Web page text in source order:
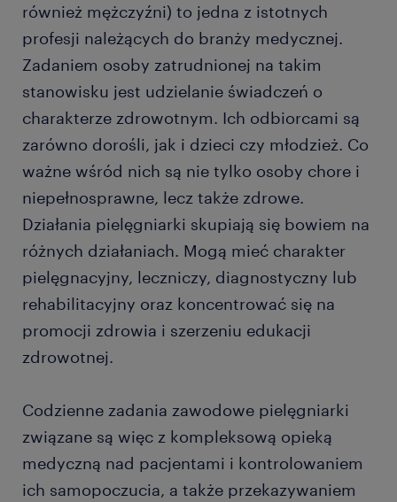
również mężczyźni) to jedna z istotnych
profesji należących do branży medycznej.
Zadaniem osoby zatrudnionej na takim
stanowisku jest udzielanie świadczeń o
charakterze zdrowotnym. Ich odbiorcami są
zarówno dorośli, jak i dzieci czy młodzież. Co
ważne wśród nich są nie tylko osoby chore i
niepełnosprawne, lecz także zdrowe.
Działania pielęgniarki skupiają się bowiem na
różnych działaniach. Mogą mieć charakter
pielęgnacyjny, leczniczy, diagnostyczny lub
rehabilitacyjny oraz koncentrować się na
promocji zdrowia i szerzeniu edukacji
zdrowotnej.
Codzienne zadania zawodowe pielęgniarki
związane są więc z kompleksową opieką
medyczną nad pacjentami i kontrolowaniem
ich samopoczucia, a także przekazywaniem